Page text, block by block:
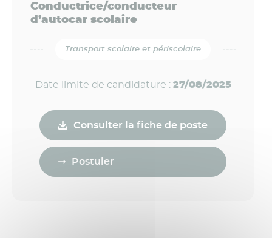
Conductrice/conducteur
d’autocar scolaire
Transport scolaire et périscolaire
Date limite de candidature : 27/08/2025
Consulter la fiche de poste
Postuler